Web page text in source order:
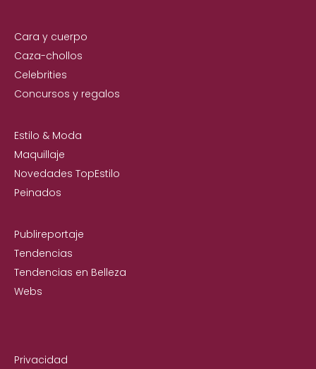
Cara y cuerpo
Caza-chollos
Celebrities
Concursos y regalos
Estilo & Moda
Maquillaje
Novedades TopEstilo
Peinados
Publireportaje
Tendencias
Tendencias en Belleza
Webs
Privacidad